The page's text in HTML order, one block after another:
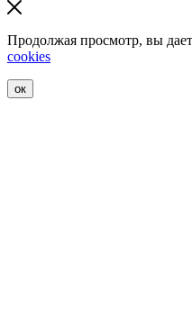
Продолжая просмотр, вы
cookies
ок